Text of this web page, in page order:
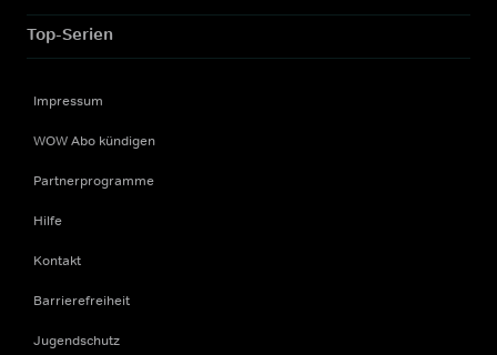
Top-Serien
Impressum
WOW Abo kündigen
Partnerprogramme
Hilfe
Kontakt
Barrierefreiheit
Jugendschutz